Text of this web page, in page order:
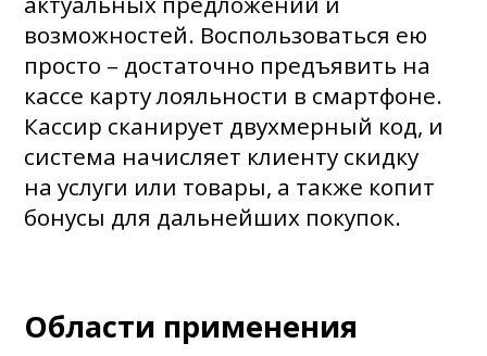
возможностей. Воспользоваться ею
просто – достаточно предъявить на
кассе карту лояльности в смартфоне.
Кассир сканирует двухмерный код, и
система начисляет клиенту скидку
на услуги или товары, а также копит
бонусы для дальнейших покупок.
Области применения